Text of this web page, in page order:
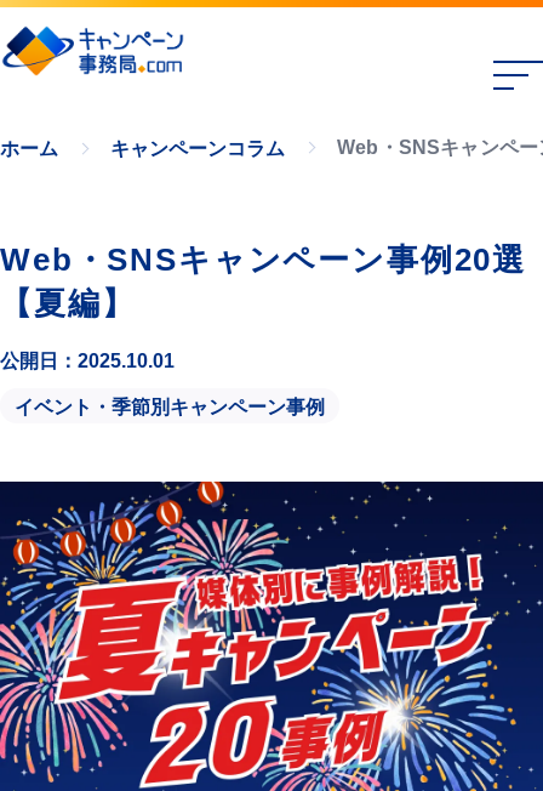
ホーム キャンペーンコラム Web・SNSキャンペ
Web・SNSキャンペーン事例20選
【夏編】
公開日：2025.10.01
イベント・季節別キャンペーン事例